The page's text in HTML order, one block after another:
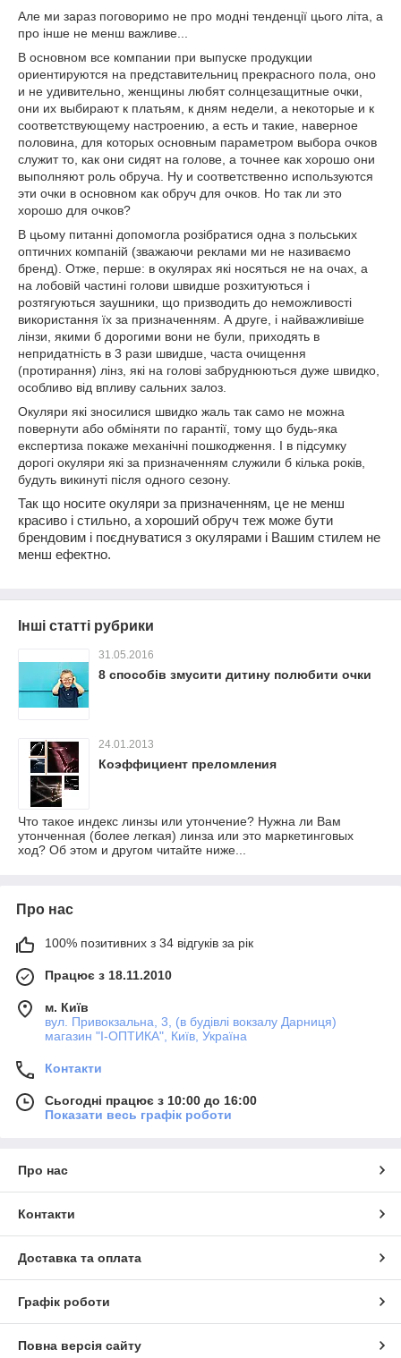
Але ми зараз поговоримо не про модні тенденції цього літа, а
про інше не менш важливе...
В основном все компании при выпуске продукции
ориентируются на представительниц прекрасного пола, оно
и не удивительно, женщины любят солнцезащитные очки,
они их выбирают к платьям, к дням недели, а некоторые и к
соответствующему настроению, а есть и такие, наверное
половина, для которых основным параметром выбора очков
служит то, как они сидят на голове, а точнее как хорошо они
выполняют роль обруча. Ну и соответственно используются
эти очки в основном как обруч для очков. Но так ли это
хорошо для очков?
В цьому питанні допомогла розібратися одна з польських
оптичних компаній (зважаючи реклами ми не називаємо
бренд). Отже, перше: в окулярах які носяться не на очах, а
на лобовій частині голови швидше розхитуються і
розтягуються заушники, що призводить до неможливості
використання їх за призначенням. А друге, і найважливіше
лінзи, якими б дорогими вони не були, приходять в
непридатність в 3 рази швидше, часта очищення
(протирання) лінз, які на голові забруднюються дуже швидко,
особливо від впливу сальних залоз.
Окуляри які зносилися швидко жаль так само не можна
повернути або обміняти по гарантії, тому що будь-яка
експертиза покаже механічні пошкодження. І в підсумку
дорогі окуляри які за призначенням служили б кілька років,
будуть викинуті після одного сезону.
Так що носите окуляри за призначенням, це не менш
красиво і стильно, а хороший обруч теж може бути
брендовим і поєднуватися з окулярами і Вашим стилем не
менш ефектно.
Інші статті рубрики
31.05.2016
8 способів змусити дитину полюбити очки
24.01.2013
Коэффициент преломления
Что такое индекс линзы или утончение? Нужна ли Вам
утонченная (более легкая) линза или это маркетинговых
ход? Об этом и другом читайте ниже...
Про нас
100% позитивних з 34 відгуків за рік
Працює з 18.11.2010
м. Київ
вул. Привокзальна, 3, (в будівлі вокзалу Дарниця)
магазин "I-ОПТИКА", Київ, Україна
Контакти
Сьогодні працює з 10:00 до 16:00
Показати весь графік роботи
Про нас
Контакти
Доставка та оплата
Графік роботи
Повна версія сайту